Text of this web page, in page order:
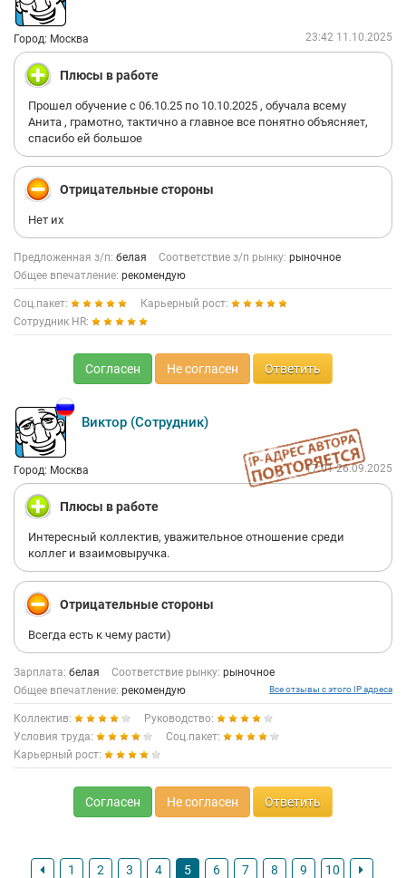
Бывают мероприятия, посиделки, кто-то что-то приносит в
офис — мелочи, но приятно. Нет ощущения токсичности, по
крайней мере в моём отделе.
Понятно, что идеальных компаний не бывает, и тут тоже есть
моменты, которые можно улучшить. Но в целом я рада, что
сюда пришла. Для меня «Аландр» — это место, где можно
работать, развиваться и нормально общаться с людьми, а не
Надеюсь, кому-то мой отзыв будет полезен.
Город: Москва 23:42 11.10.2025
Плюсы в работе
Прошел обучение с 06.10.25 по 10.10.2025 , обучала всему
Анита , грамотно, тактично а главное все понятно объясняет,
спасибо ей большое
Отрицательные стороны
Нет их
Предложенная з/п: белая Соответствие з/п рынку: рыночное
Общее впечатление: рекомендую
Соц.пакет:
Карьерный рост:
Сотрудник HR:
Согласен Не согласен Ответить
Виктор (Сотрудник)
Город: Москва 17:01 26.09.2025
Плюсы в работе
Интересный коллектив, уважительное отношение среди
коллег и взаимовыручка.
Отрицательные стороны
Всегда есть к чему расти)
Зарплата: белая Соответствие рынку: рыночное
Общее впечатление: рекомендую Все отзывы с этого IP адреса
Коллектив:
Руководство:
Условия труда:
Соц.пакет:
Карьерный рост:
Согласен Не согласен Ответить
1 2 3 4 5 6 7 8 9 10